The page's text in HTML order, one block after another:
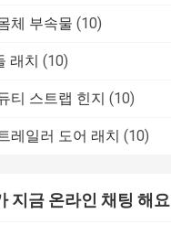
체 부속물 (10)
래치 (10)
티 스트랩 힌지 (10)
레일러 도어 래치 (10)
지금 온라인 채팅 해요